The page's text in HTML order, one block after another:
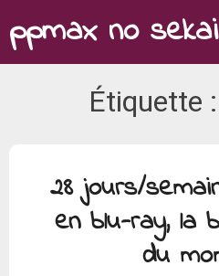
to
content
ppmax no sekai
Étiquette :
28 jours/
en blu-ray, la
du